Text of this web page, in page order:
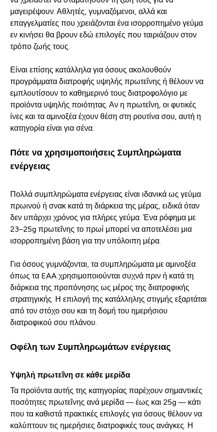
μαγειρέψουν. Αθλητές, γυμναζόμενοι, αλλά και
επαγγελματίες που χρειάζονται ένα ισορροπημένο γεύμα
εν κινήσει θα βρουν εδώ επιλογές που ταιριάζουν στον
τρόπο ζωής τους.
Είναι επίσης κατάλληλα για όσους ακολουθούν
προγράμματα διατροφής υψηλής πρωτεΐνης ή θέλουν να
εμπλουτίσουν το καθημερινό τους διατροφολόγιο με
προϊόντα υψηλής ποιότητας. Αν η πρωτεΐνη, οι φυτικές
ίνες και τα αμινοξέα έχουν θέση στη ρουτίνα σου, αυτή η
κατηγορία είναι για σένα.
Πότε να χρησιμοποιήσεις Συμπληρώματα
ενέργειας
Πολλά συμπληρώματα ενέργειας είναι ιδανικά ως γεύμα
πρωινού ή σνακ κατά τη διάρκεια της μέρας, ειδικά όταν
δεν υπάρχει χρόνος για πλήρες γεύμα. Ένα ρόφημα με
23–25g πρωτεΐνης το πρωί μπορεί να αποτελέσει μια
ισορροπημένη βάση για την υπόλοιπη μέρα.
Για όσους γυμνάζονται, τα συμπληρώματα με αμινοξέα
όπως τα EAA χρησιμοποιούνται συχνά πριν ή κατά τη
διάρκεια της προπόνησης ως μέρος της διατροφικής
στρατηγικής. Η επιλογή της κατάλληλης στιγμής εξαρτάται
από τον στόχο σου και τη δομή του ημερήσιου
διατροφικού σου πλάνου.
Οφέλη των Συμπληρωμάτων ενέργειας
Υψηλή πρωτεΐνη σε κάθε μερίδα
Τα προϊόντα αυτής της κατηγορίας παρέχουν σημαντικές
ποσότητες πρωτεΐνης ανά μερίδα — έως και 25g — κάτι
που τα καθιστά πρακτικές επιλογές για όσους θέλουν να
καλύπτουν τις ημερήσιες διατροφικές τους ανάγκες. Η